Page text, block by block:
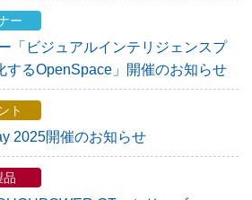
ー
「ビジュアルインテリジェンスプ
するOpenSpace」開催のお知らせ
ト
2025開催のお知らせ
品